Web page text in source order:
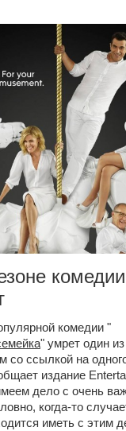
комедии "
" умрет один
со ссылкой на
издание
дело с очень
когда-то
иметь с этим